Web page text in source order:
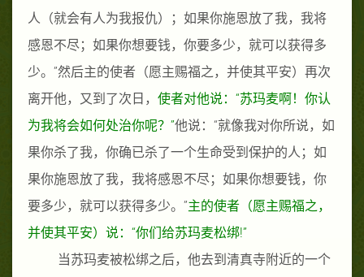
人（就会有人为我报仇）；如果你施恩放了我，我将
感恩不尽；如果你想要钱，你要多少，就可以获得多
少。 ”然后主的使者 （愿主赐福之，并使其平安） 再次
离开他，又到了次日， 使者对他说： “苏玛麦啊！你认
为我将会如何处治你呢？ ”他说： “就像我对你所说，如
果你杀了我，你确已杀了一个生命受到保护的人；如
果你施恩放了我，我将感恩不尽；如果你想要钱，你
要多少，就可以获得多少。 ”主的使者（愿主赐福之，
并使其平安）说： “你们给苏玛麦松绑!”
当苏玛麦被松绑之后，他去到清真寺附近的一个